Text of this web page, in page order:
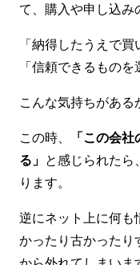
て、購入や申し込み
「納得したうえで買
「信頼できるものを
こんな気持ちがある
この時、
「この会
る」 と感じられた
ります。
逆にネット上に何も
かったり古かったり